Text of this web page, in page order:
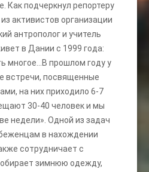
Как подчеркнул репортеру
активистов организации
антрополог и учитель
в Дании с 1999 года:
многое…В прошлом году у
встречи, посвященные
на них приходило 6-7
30-40 человек и мы
недели». Одной из задач
в нахождении
сотрудничает с
зимнюю одежду,